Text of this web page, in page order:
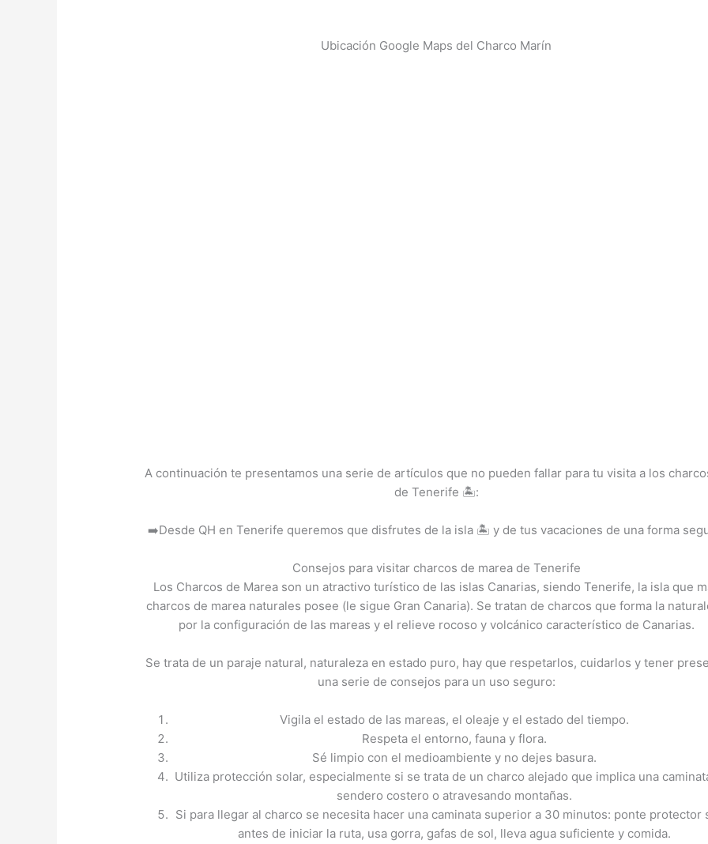
Ubicación Google Maps del Charco Marín
A continuación te presentamos una serie de artículos que no pueden fallar para tu visita a los
de Tenerife 🏝️:
➡️Desde QH en Tenerife queremos que disfrutes de la isla 🏝️ y de tus vacaciones de una forma
Consejos para visitar charcos de marea de Tenerife
Los Charcos de Marea son un atractivo turístico de las islas Canarias, siendo Tenerife, la isla que
charcos de marea naturales posee (le sigue Gran Canaria). Se tratan de charcos que forma la
por la configuración de las mareas y el relieve rocoso y volcánico característico de Canarias.
Se trata de un paraje natural, naturaleza en estado puro, hay que respetarlos, cuidarlos y tener
una serie de consejos para un uso seguro:
Vigila el estado de las mareas, el oleaje y el estado del tiempo.
Respeta el entorno, fauna y flora.
Sé limpio con el medioambiente y no dejes basura.
Utiliza protección solar, especialmente si se trata de un charco alejado que implica una
sendero costero o atravesando montañas.
Si para llegar al charco se necesita hacer una caminata superior a 30 minutos: ponte protector
antes de iniciar la ruta, usa gorra, gafas de sol, lleva agua suficiente y comida.